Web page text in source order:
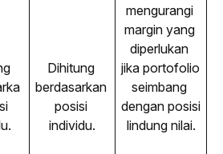
Dihitung
berdasarkan
posisi
individu.
mengurangi
margin yang
diperlukan
jika portofolio
seimbang
dengan posisi
lindung nilai.